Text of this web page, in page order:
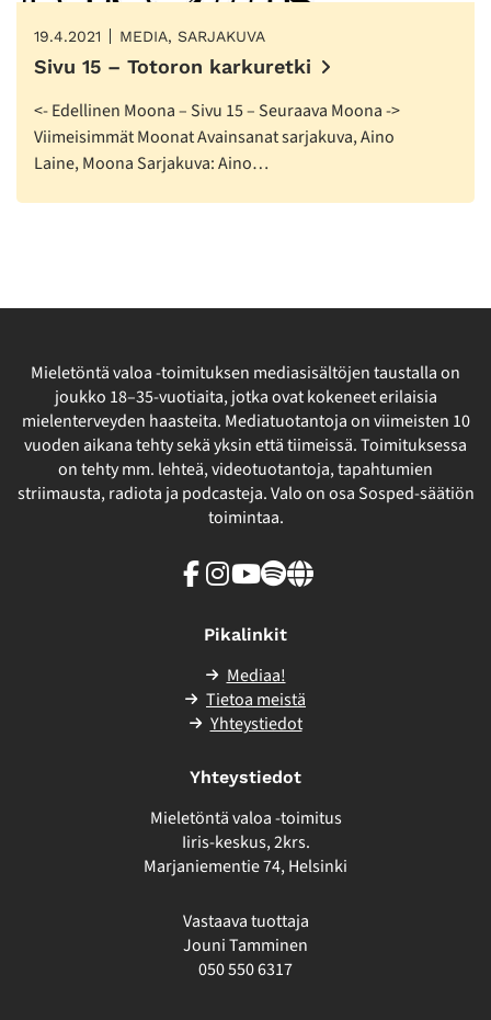
19.4.2021 MEDIA, SARJAKUVA
Sivu 15 – Totoron karkuretki
<- Edellinen Moona – Sivu 15 – Seuraava Moona ->
Viimeisimmät Moonat Avainsanat sarjakuva, Aino
Laine, Moona Sarjakuva: Aino…
Mieletöntä valoa -toimituksen mediasisältöjen taustalla on
joukko 18–35-vuotiaita, jotka ovat kokeneet erilaisia
mielenterveyden haasteita. Mediatuotantoja on viimeisten 10
vuoden aikana tehty sekä yksin että tiimeissä. Toimituksessa
on tehty mm. lehteä, videotuotantoja, tapahtumien
striimausta, radiota ja podcasteja. Valo on osa Sosped-säätiön
toimintaa.
Facebook
Instagram
Youtube
SpotifyLinkki
Pikalinkit
Mediaa!
Tietoa meistä
Yhteystiedot
Yhteystiedot
Mieletöntä valoa -toimitus
Iiris-keskus, 2krs.
Marjaniementie 74, Helsinki
Vastaava tuottaja
Jouni Tamminen
050 550 6317